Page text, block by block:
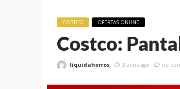
COSTCO OFERTAS ONLINE
Costco:
liquidahorros 3 años ago no